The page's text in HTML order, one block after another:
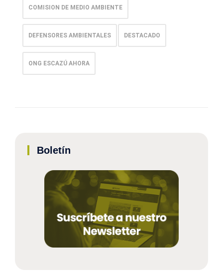
COMISION DE MEDIO AMBIENTE
DEFENSORES AMBIENTALES DESTACADO
ONG ESCAZÚ AHORA
Boletín